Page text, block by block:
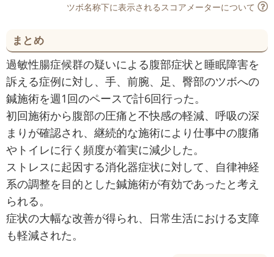
ツボ名称下に表示されるスコアメーターについて
まとめ
過敏性腸症候群の疑いによる腹部症状と睡眠障害を
訴える症例に対し、手、前腕、足、臀部のツボへの
鍼施術を週1回のペースで計6回行った。
初回施術から腹部の圧痛と不快感の軽減、呼吸の深
まりが確認され、継続的な施術により仕事中の腹痛
やトイレに行く頻度が着実に減少した。
ストレスに起因する消化器症状に対して、自律神経
系の調整を目的とした鍼施術が有効であったと考え
られる。
症状の大幅な改善が得られ、日常生活における支障
も軽減された。